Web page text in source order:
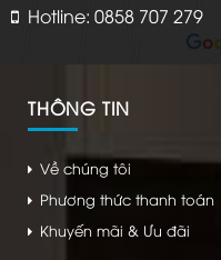
Hotline: 0858 707 279
THÔNG TIN
Về chúng tôi
Phương thức thanh toán
Khuyến mãi & Ưu đãi